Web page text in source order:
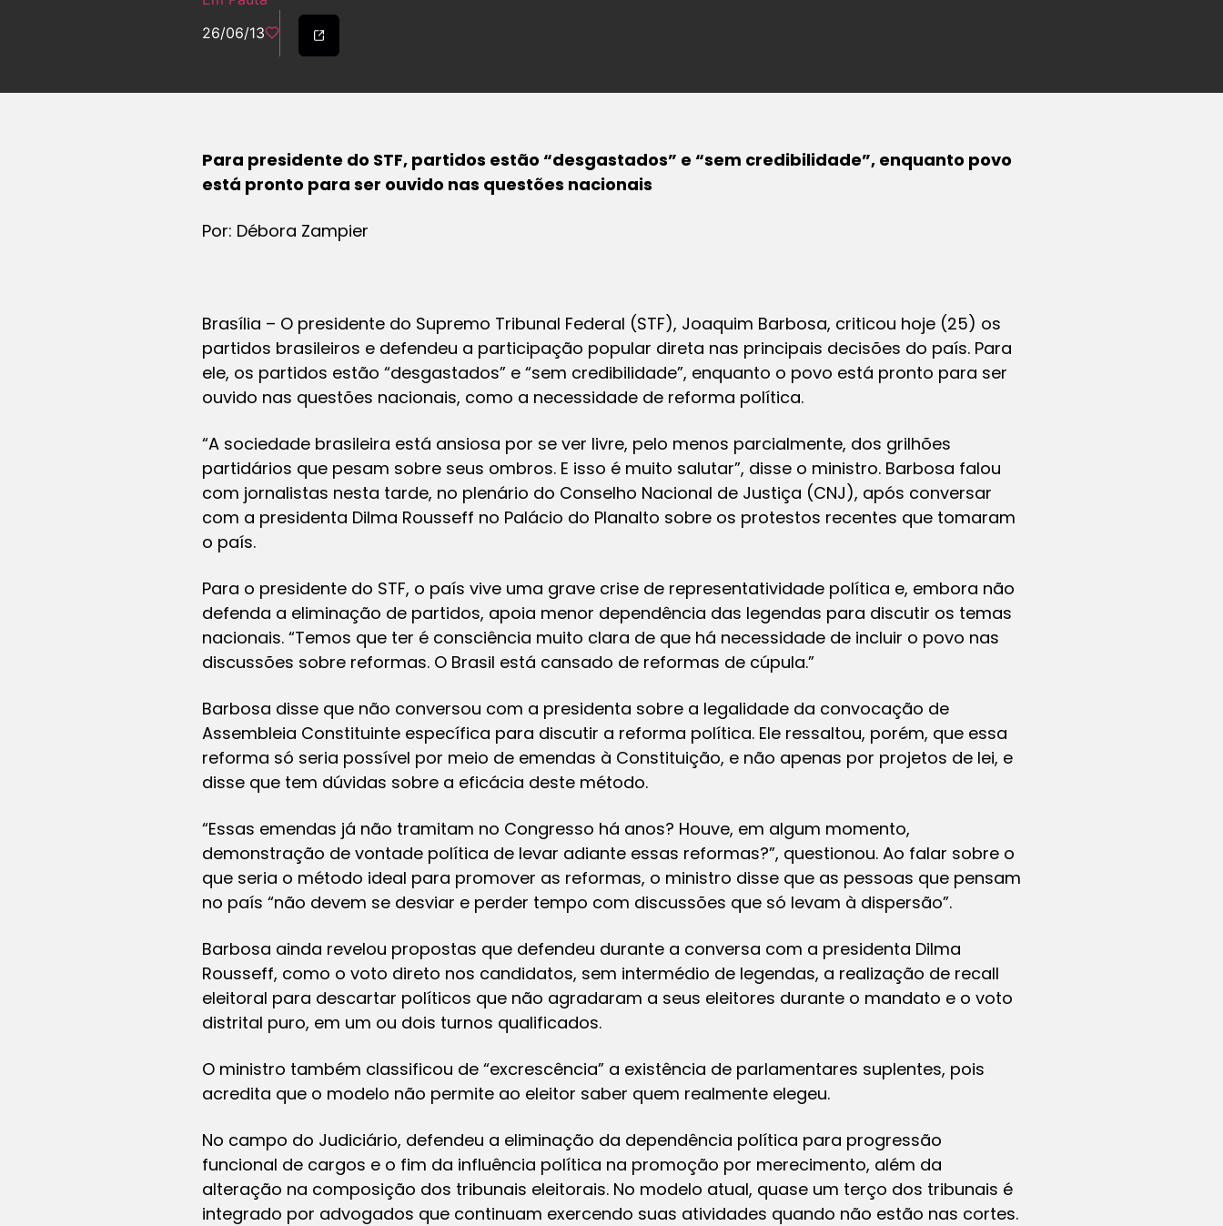
26/06/13
Para presidente do STF, partidos estão “desgastados” e “sem credibilidade”, enquanto povo
está pronto para ser ouvido nas questões nacionais
Por: Débora Zampier
Brasília – O presidente do Supremo Tribunal Federal (STF), Joaquim Barbosa, criticou hoje (25) os
partidos brasileiros e defendeu a participação popular direta nas principais decisões do país. Para
ele, os partidos estão “desgastados” e “sem credibilidade”, enquanto o povo está pronto para ser
ouvido nas questões nacionais, como a necessidade de reforma política.
“A sociedade brasileira está ansiosa por se ver livre, pelo menos parcialmente, dos grilhões
partidários que pesam sobre seus ombros. E isso é muito salutar”, disse o ministro. Barbosa falou
com jornalistas nesta tarde, no plenário do Conselho Nacional de Justiça (CNJ), após conversar
com a presidenta Dilma Rousseff no Palácio do Planalto sobre os protestos recentes que tomaram
o país.
Para o presidente do STF, o país vive uma grave crise de representatividade política e, embora não
defenda a eliminação de partidos, apoia menor dependência das legendas para discutir os temas
nacionais. “Temos que ter é consciência muito clara de que há necessidade de incluir o povo nas
discussões sobre reformas. O Brasil está cansado de reformas de cúpula.”
Barbosa disse que não conversou com a presidenta sobre a legalidade da convocação de
Assembleia Constituinte específica para discutir a reforma política. Ele ressaltou, porém, que essa
reforma só seria possível por meio de emendas à Constituição, e não apenas por projetos de lei, e
disse que tem dúvidas sobre a eficácia deste método.
“Essas emendas já não tramitam no Congresso há anos? Houve, em algum momento,
demonstração de vontade política de levar adiante essas reformas?”, questionou. Ao falar sobre o
que seria o método ideal para promover as reformas, o ministro disse que as pessoas que pensam
no país “não devem se desviar e perder tempo com discussões que só levam à dispersão”.
Barbosa ainda revelou propostas que defendeu durante a conversa com a presidenta Dilma
Rousseff, como o voto direto nos candidatos, sem intermédio de legendas, a realização de recall
eleitoral para descartar políticos que não agradaram a seus eleitores durante o mandato e o voto
distrital puro, em um ou dois turnos qualificados.
O ministro também classificou de “excrescência” a existência de parlamentares suplentes, pois
acredita que o modelo não permite ao eleitor saber quem realmente elegeu.
No campo do Judiciário, defendeu a eliminação da dependência política para progressão
funcional de cargos e o fim da influência política na promoção por merecimento, além da
alteração na composição dos tribunais eleitorais. No modelo atual, quase um terço dos tribunais é
integrado por advogados que continuam exercendo suas atividades quando não estão nas cortes.